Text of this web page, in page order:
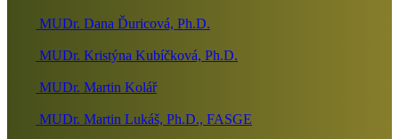
MUDr. Dana Ďuricová, Ph.D.
MUDr. Kristýna Kubíčková, Ph.D.
MUDr. Martin Kolář
MUDr. Martin Lukáš, Ph.D., FASGE